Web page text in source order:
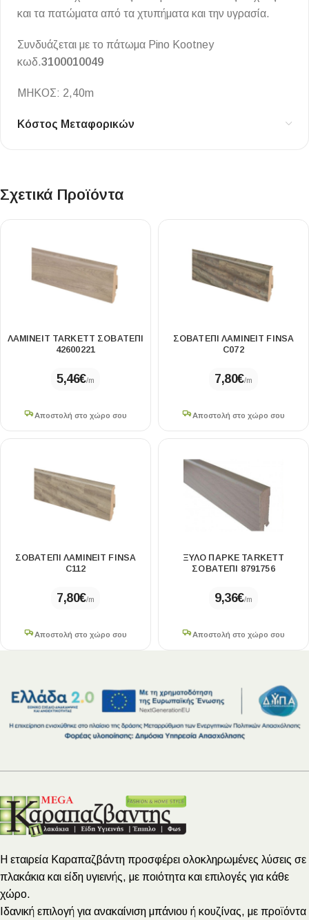
και τα πατώματα από τα χτυπήματα και την υγρασία.
Συνδυάζεται με το πάτωμα Pino Kootney
κωδ.3100010049
ΜΗΚΟΣ: 2,40m
Κόστος Μεταφορικών
Σχετικά Προϊόντα
ΛΑΜΙΝΕΙΤ TARKETT ΣΟΒΑΤΕΠΙ
42600221
5,46€/m
Αποστολή στο χώρο σου
ΣΟΒΑΤΕΠΙ ΛΑΜΙΝΕΙΤ FINSA
C072
7,80€/m
Αποστολή στο χώρο σου
ΣΟΒΑΤΕΠΙ ΛΑΜΙΝΕΙΤ FINSA
C112
7,80€/m
Αποστολή στο χώρο σου
ΞΥΛΟ ΠΑΡΚΕ TARKETT
ΣΟΒΑΤΕΠΙ 8791756
9,36€/m
Αποστολή στο χώρο σου
Η εταιρεία Καραπαζβάντη προσφέρει ολοκληρωμένες λύσεις σε
πλακάκια και είδη υγιεινής, με ποιότητα και επιλογές για κάθε
χώρο.
Ιδανική επιλογή για ανακαίνιση μπάνιου ή κουζίνας, με προϊόντα